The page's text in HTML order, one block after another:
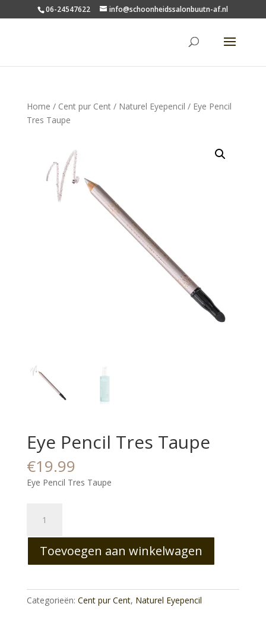
06-24547622 info@schoonheidssalonbuutn-af.nl
Home / Cent pur Cent/ Naturel Eyepencil / Eye Pencil
Tres Taupe
Eye Pencil Tres Taupe
€19.99
Eye Pencil Tres Taupe
Pencil
Tres
Taupe
aantal
Toevoegen aan winkelwagen
Categorieën: Cent pur Cent, Naturel Eyepencil